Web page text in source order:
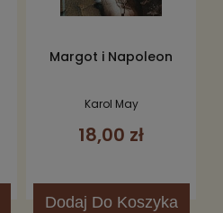
Margot i Napoleon
Karol May
18,00 zł
Dodaj Do Koszyka